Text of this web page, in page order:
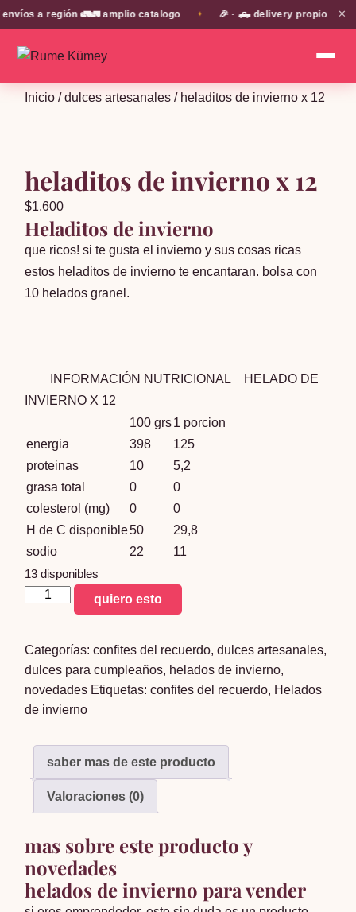
a región 🚛🚛 amplio catalogo ✦ 🎉 · 🛻 delivery propio en EN✕
Inicio /dulces artesanales / heladitos de invierno x 12
heladitos de invierno x 12
$1,600
Heladitos de invierno
que ricos! si te gusta el invierno y sus cosas ricas
estos heladitos de invierno te encantaran. bolsa con
10 helados granel.
INFORMACIÓN NUTRICIONAL HELADO DE
INVIERNO X 12
100 grs1 porcion
energia
398
125
proteinas
10
5,2
grasa total
0
0
colesterol (mg)
0
0
H de C disponible50
29,8
sodio
22 11
13 disponibles
heladitos
x
12
cantidad
quiero esto
Categorías:confites del recuerdo,dulces artesanales,
dulces para cumpleaños, helados de invierno,
novedades Etiquetas:confites del recuerdo, Helados
de invierno
saber mas de este producto
Valoraciones (0)
mas sobre este producto y
novedades
helados de invierno para vender